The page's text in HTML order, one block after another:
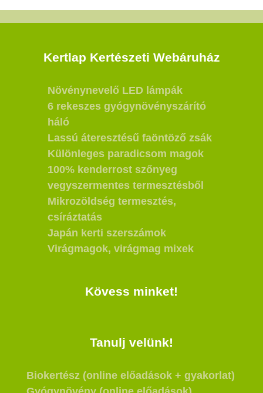
Kertlap Kertészeti Webáruház
Növénynevelő LED lámpák
6 rekeszes gyógynövényszárító
háló
Lassú áteresztésű faöntöző zsák
Különleges paradicsom magok
100% kenderrost szőnyeg
vegyszermentes termesztésből
Mikrozöldség termesztés,
csíráztatás
Japán kerti szerszámok
Virágmagok, virágmag mixek
Kövess minket!
Tanulj velünk!
Biokertész (online előadások + gyakorlat)